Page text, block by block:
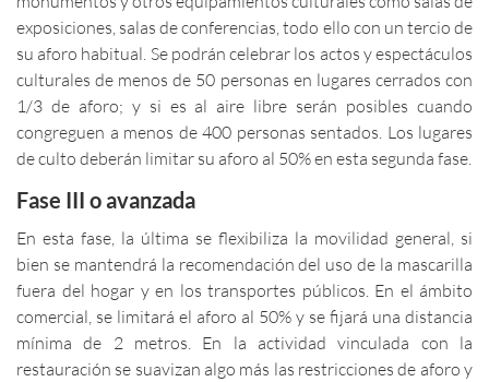
exposiciones, salas de conferencias, todo ello con un tercio de
su aforo habitual. Se podrán celebrar los actos y espectáculos
culturales de menos de 50 personas en lugares cerrados con
1/3 de aforo; y si es al aire libre serán posibles cuando
congreguen a menos de 400 personas sentados. Los lugares
de culto deberán limitar su aforo al 50% en esta segunda fase.
Fase III o avanzada
En esta fase, la última se flexibiliza la movilidad general, si
bien se mantendrá la recomendación del uso de la mascarilla
fuera del hogar y en los transportes públicos. En el ámbito
comercial, se limitará el aforo al 50% y se fijará una distancia
mínima de 2 metros. En la actividad vinculada con la
restauración se suavizan algo más las restricciones de aforo y